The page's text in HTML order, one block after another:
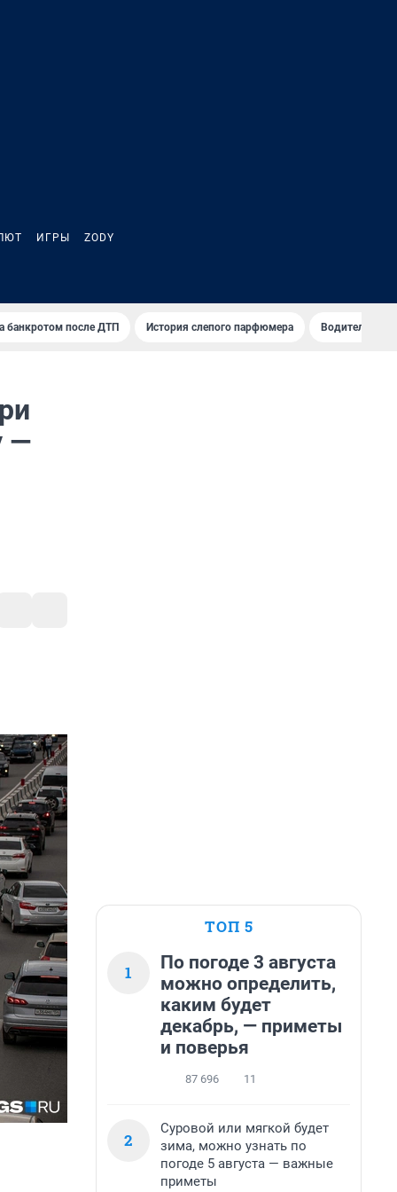
ИГРЫ ZODY
банкротом после ДТП История слепого парфюмера Водители
—
ТОП 5
1
По погоде 3 августа
можно определить,
каким будет
декабрь, — приметы
и поверья
87 696 11
2
Суровой или мягкой будет
зима, можно узнать по
погоде 5 августа — важные
приметы